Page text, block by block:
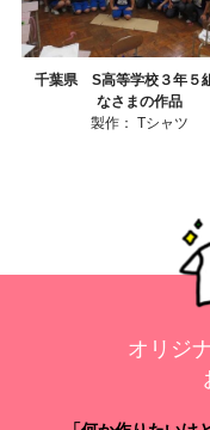
千葉県 S高等学校３年５
なさまの作品
製作： Tシャツ
オリジ